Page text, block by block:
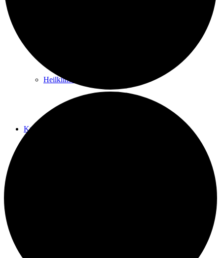
Heilklimaten
Kur & Tourismus